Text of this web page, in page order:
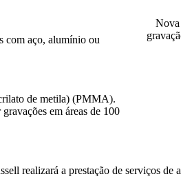
com aço, alumínio ou
de metila) (PMMA).
em áreas de 100
realizará a prestação de serviços de